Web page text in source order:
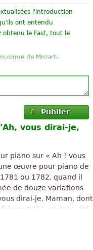
l'introduction
ont entendu
obtenu le Fast, tout le
de Mozart»
que j'ai jamais fait de
vieil homme » comme
du classicisme. »
»
Publier
vous dirai-je,
piano sur « Ah ! vous
œuvre pour piano de
ou 1782, quand il
de douze variations
dirai-je, Maman, dont
en 1761, et qui a été
enfantines.